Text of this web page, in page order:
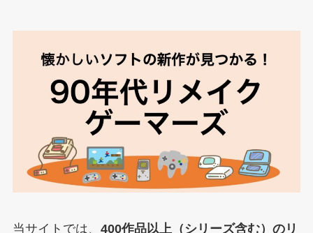
当サイトでは、 400作品以上（シリーズ含む）のリ